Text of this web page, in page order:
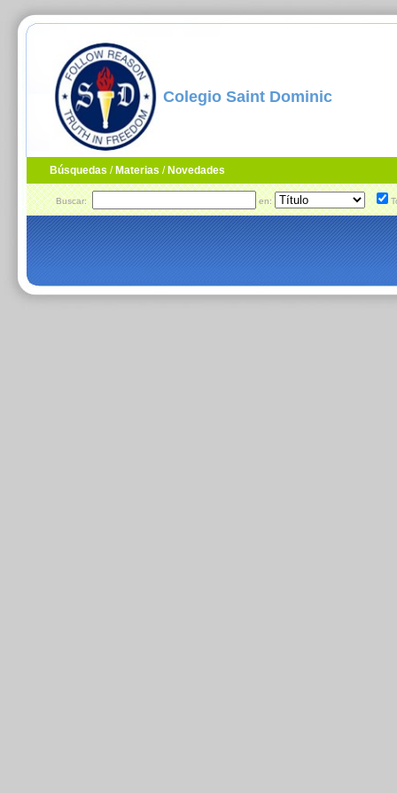
Colegio Saint Dominic
Búsquedas / Materias / Novedades
Buscar: en: